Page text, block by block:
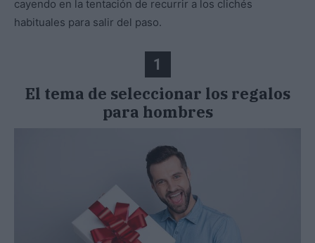
cayendo en la tentación de recurrir a los clichés
habituales para salir del paso.
1
El tema de seleccionar los regalos
para hombres